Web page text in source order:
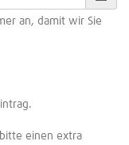
an, damit wir Sie
einen extra